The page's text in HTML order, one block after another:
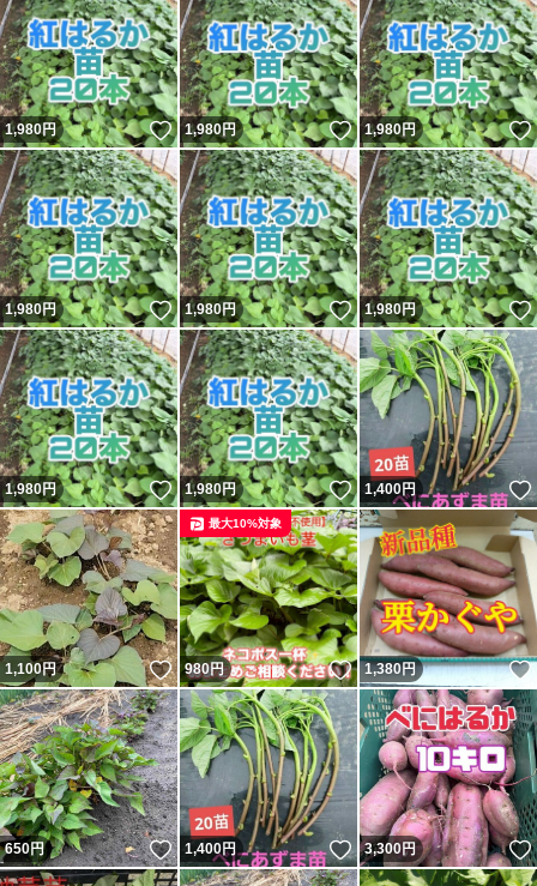
1,980円 いいね！
1,980円 いいね！
1,980円
1,980円 いいね！
1,980円 いいね！
1,980円
1,980円 いいね！
1,980円 いいね！
1,400円
1,100円 いいね！
980円 いいね！
最大10%対象
1,380円
650円 いいね！
1,400円 いいね！
3,300円